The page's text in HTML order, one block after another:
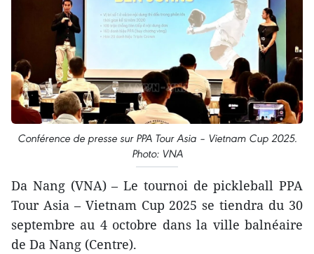
Conférence de presse sur PPA Tour Asia – Vietnam Cup 2025.
Photo: VNA
Da Nang (VNA) – Le tournoi de pickleball PPA
Tour Asia – Vietnam Cup 2025 se tiendra du 30
septembre au 4 octobre dans la ville balnéaire
de Da Nang (Centre).